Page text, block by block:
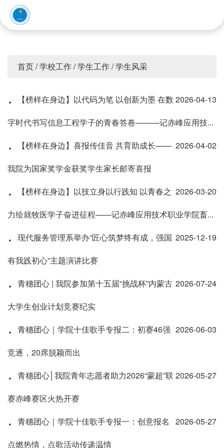
首页/学校工作/学生工作/学生风采
2026-04-13
·
【榜样在身边】以代码为笔 以创新为墨 在数
字时代书写信息工程学子的青春答卷———记赤峰应用技...
2026-04-02
·
【榜样在身边】喜报传佳音 共育助成长——
我院为国家奖学金获奖学生家长邮寄喜报
2026-03-20
·
【榜样在身边】以技立身以行践知 以青春之
力绘就牧医学子奋进征程——记赤峰应用技术职业学院畜...
2025-12-19
· 现代服务管理系举办“匠心筑梦终有成，强国
有我践初心”主题演讲比赛
2026-07-24
· 青穗团心 | 我院参加第十五届“挑战杯”内蒙古
大学生创业计划竞赛纪实
2026-06-03
· 青穗团心｜学院十佳歌手专报二：初赛46强
竞逐，20席脱颖而出
2026-05-27
· 青穗团心│我院青年志愿者助力2026“蒙超”联
赛赤峰赛区火热开赛
2026-05-27
· 青穗团心｜学院十佳歌手专报一：创意报名
点燃热情，点歌活动传递温情